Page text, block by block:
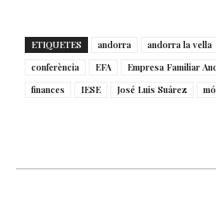
ETIQUETES andorra andorra la vella
conferència
EFA Empresa Familiar
finances
IESE José Luis Suárez